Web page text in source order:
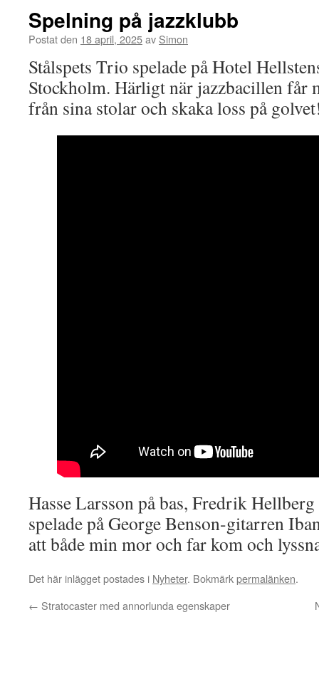
Spelning på jazzklubb
Postat den 18 april, 2025av Simon
Stålspets Trio spelade på Hotel
Stockholm. Härligt när jazzbacillen får
från sina stolar och skaka loss på
Hasse Larsson på bas, Fredrik
spelade på George Benson-gitarren
att både min mor och far kom och
Det här inlägget postades i Nyheter. Bokmärkpermalänken.
← Stratocaster med annorlunda egenskaper